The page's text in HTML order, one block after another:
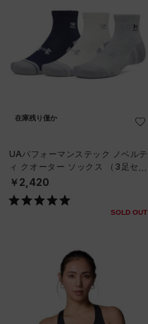
在庫残り僅か
UAパフォーマンステック ノベルテ
ィ クオーター ソックス （3足セッ
ト）（ライフスタイル/UNISEX）
￥2,420
SOLD OUT